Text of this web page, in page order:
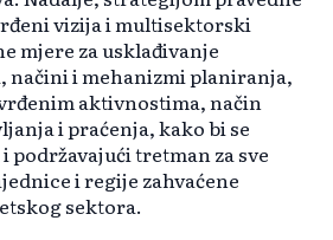
vizija i multisektorski
mjere za usklađivanje
i mehanizmi planiranja,
aktivnostima, način
i praćenja, kako bi se
podržavajući tretman za sve
i regije zahvaćene
sektora.